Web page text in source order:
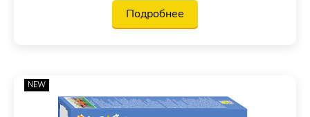
Подробнее
NEW